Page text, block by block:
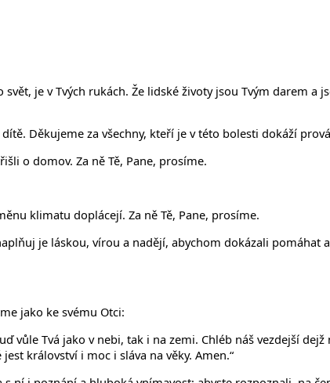
je v Tvých rukách. Že lidské životy jsou Tvým darem a
Děkujeme za všechny, kteří je v této bolesti dokáží
o domov. Za ně Tě, Pane, prosíme.
klimatu doplácejí. Za ně Tě, Pane, prosíme.
je láskou, vírou a nadějí, abychom dokázali pomáhat
jako ke svému Otci:
vůle Tvá jako v nebi, tak i na zemi. Chléb náš vezdejší
království i moc i sláva na věky. Amen.“